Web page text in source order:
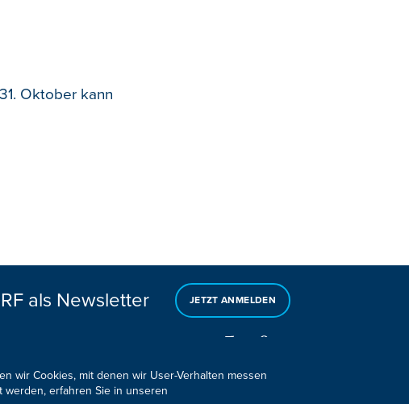
Oktober kann
als Newsletter JETZT ANMELDEN
wir Cookies, mit denen wir User-Verhalten messen
werden, erfahren Sie in unseren